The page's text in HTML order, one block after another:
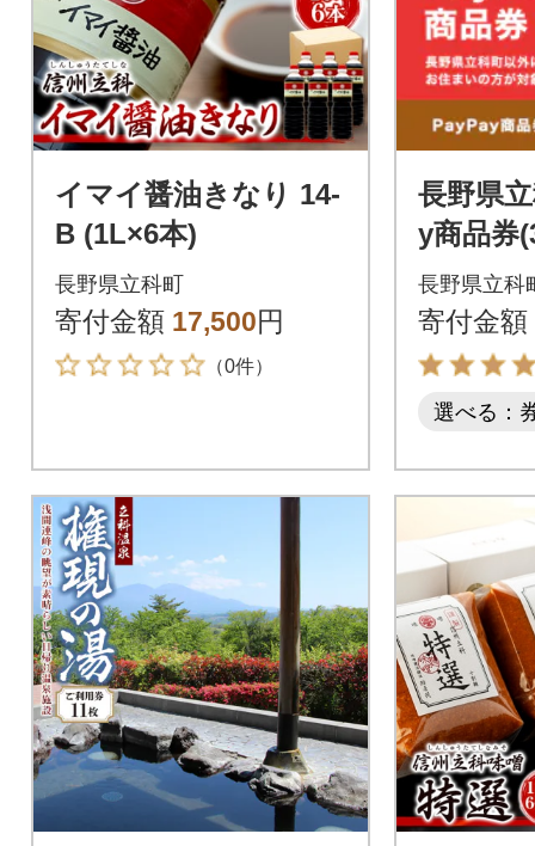
イマイ醤油きなり 14-
B (1L×6本)
長野県立科町
寄付金額 17,500円
（0件）
長野県
y商品券
※地域
店のみ
長野県立科
寄付金額
選べる：